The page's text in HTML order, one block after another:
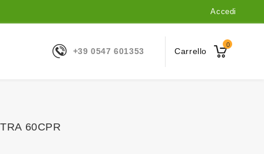
Accedi
Carrello
0
+39 0547 601353
60CPR